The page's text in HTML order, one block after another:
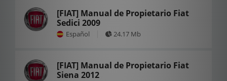
[FIAT] Manual de Propietario Fiat
Sedici 2009
Español 24.17 Mb
[FIAT] Manual de Propietario Fiat
Siena 2012